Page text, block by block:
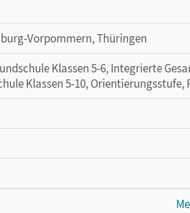
Vorpommern, Thüringen
Klassen 5-6, Integrierte
Klassen 5-10, Orientierungsstufe,